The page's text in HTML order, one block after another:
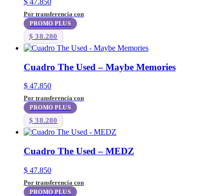
Por transferencia con
PROMO PLUS
$ 38.280
Cuadro The Used – Maybe Memories
$ 47.850
Por transferencia con
PROMO PLUS
$ 38.280
Cuadro The Used – MEDZ
$ 47.850
Por transferencia con
PROMO PLUS